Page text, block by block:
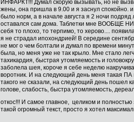
ИНФАРКТ!!! Думал скорую вызывать, но не
жены, она пришла в 9.00 и я заснул спокойно.
было норм, а в начале августа я 2 ночи
оставался сам дома. Таблетки мне ВООБЩЕ
себя то плохо, то терпимо, то херово....
я не страдал ипохондрией! В середине
не мог о чем болтали и думал по времени
была, но меня уже не так крыло. Мне стало
тахикардия, быстрая утомляемость и
заболела шея, короче я себе неделю
воротник. И на следующий день меня такая
такого не сказали, на следующий день пошел
голове, слабость, быстра утомляемость,
откос!!! И самое главное, целиком и
такой огромный текст, просто я хотел